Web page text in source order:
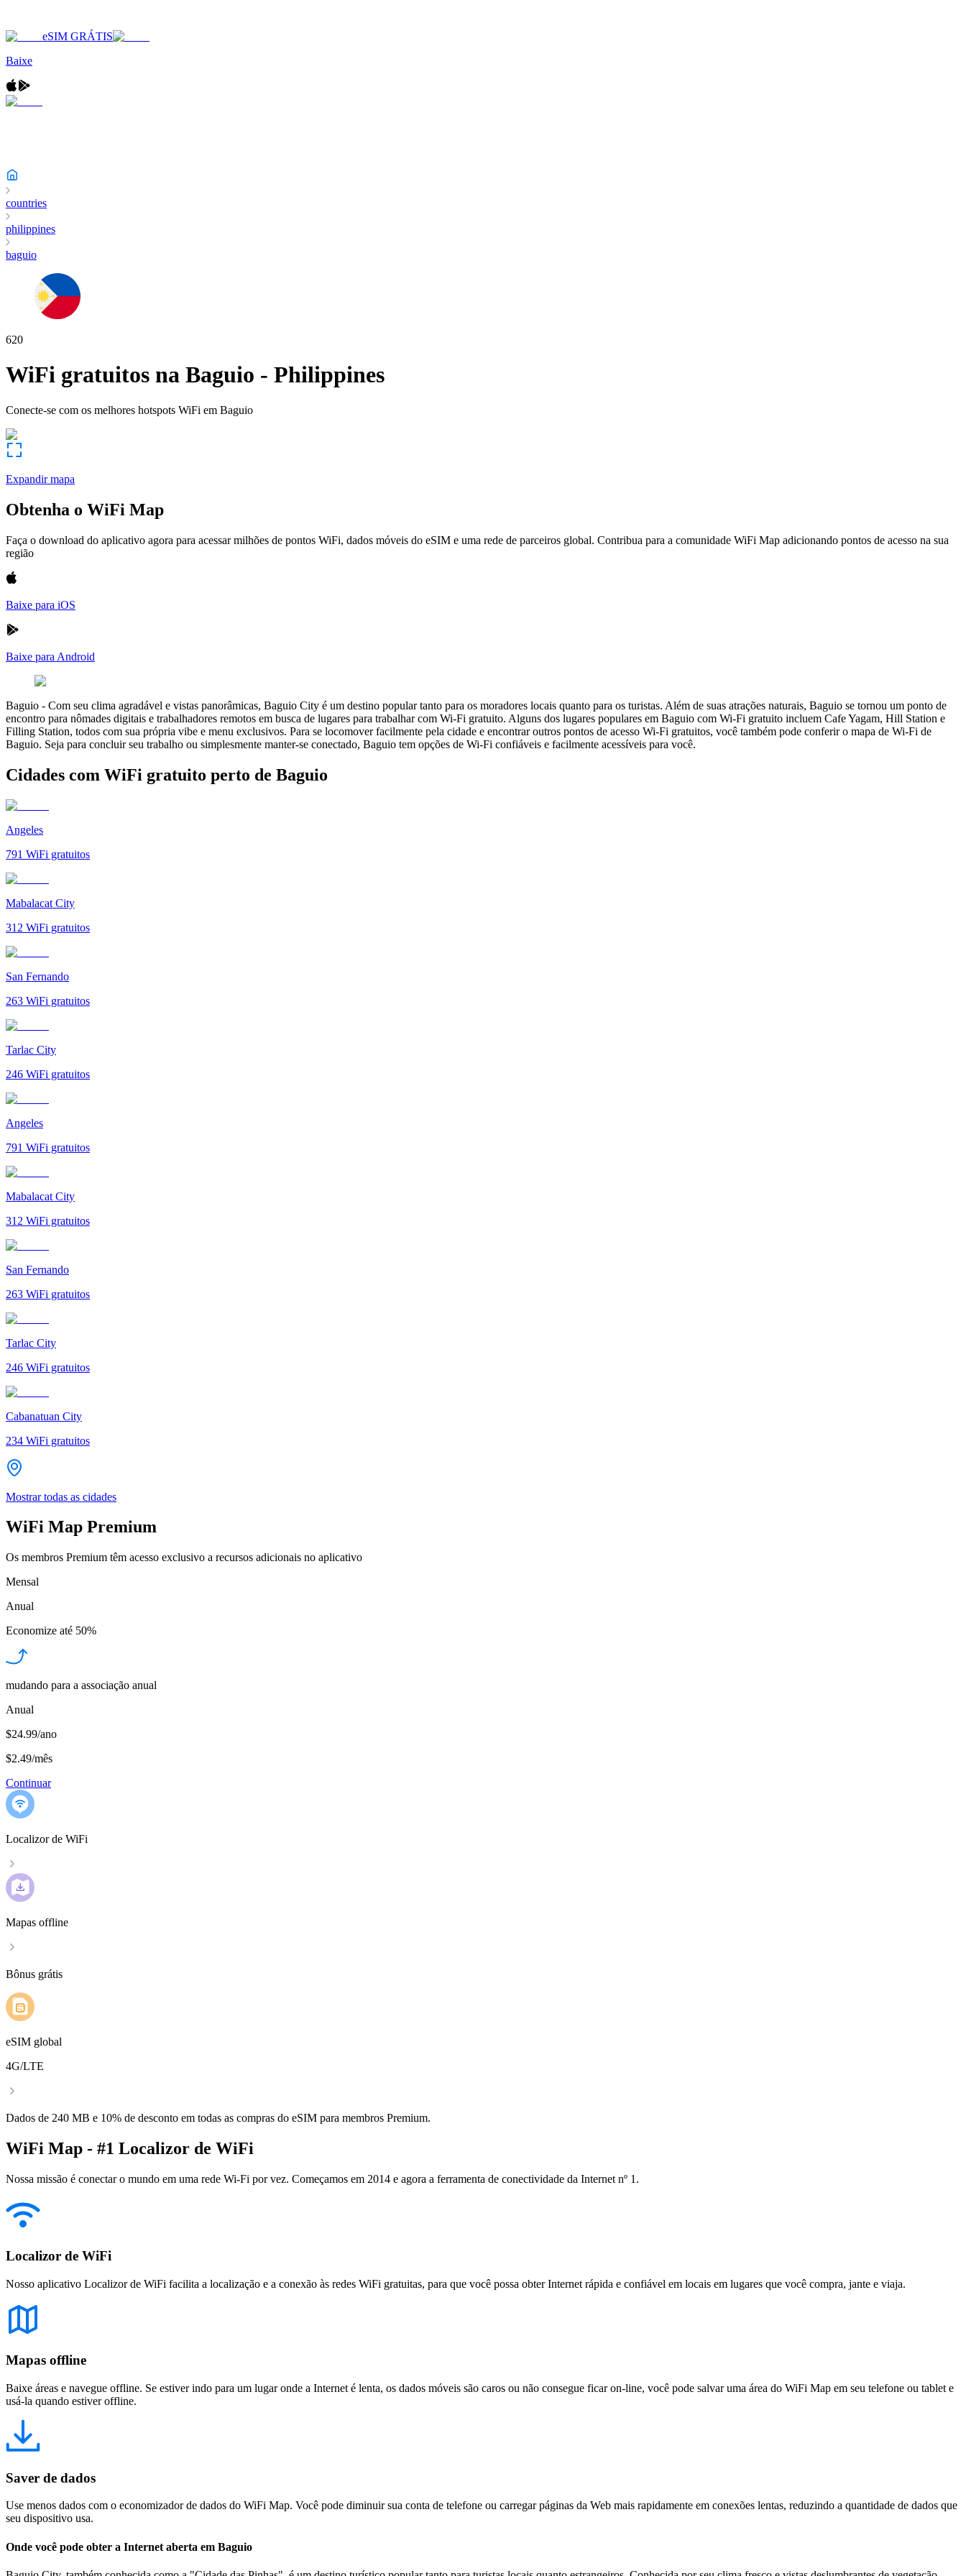
eSIM GRÁTIS
Baixe
countries
philippines
baguio
620
WiFi gratuitos na Baguio - Philippines
Conecte-se com os melhores hotspots WiFi em Baguio
Expandir mapa
Obtenha o WiFi Map
Faça o download do aplicativo agora para acessar milhões de pontos WiFi, dados móveis do eSIM e uma rede de parceiros global. Contribua para a comunidade WiFi Map adicionando pontos de acesso na sua
região
Baixe para iOS
Baixe para Android
Baguio - Com seu clima agradável e vistas panorâmicas, Baguio City é um destino popular tanto para os moradores locais quanto para os turistas. Além de suas atrações naturais, Baguio se tornou um ponto de
encontro para nômades digitais e trabalhadores remotos em busca de lugares para trabalhar com Wi-Fi gratuito. Alguns dos lugares populares em Baguio com Wi-Fi gratuito incluem Cafe Yagam, Hill Station e
Filling Station, todos com sua própria vibe e menu exclusivos. Para se locomover facilmente pela cidade e encontrar outros pontos de acesso Wi-Fi gratuitos, você também pode conferir o mapa de Wi-Fi de
Baguio. Seja para concluir seu trabalho ou simplesmente manter-se conectado, Baguio tem opções de Wi-Fi confiáveis e facilmente acessíveis para você.
Cidades com WiFi gratuito perto de Baguio
Angeles
791 WiFi gratuitos
Mabalacat City
312 WiFi gratuitos
San Fernando
263 WiFi gratuitos
Tarlac City
246 WiFi gratuitos
Angeles
791 WiFi gratuitos
Mabalacat City
312 WiFi gratuitos
San Fernando
263 WiFi gratuitos
Tarlac City
246 WiFi gratuitos
Cabanatuan City
234 WiFi gratuitos
Mostrar todas as cidades
WiFi Map Premium
Os membros Premium têm acesso exclusivo a recursos adicionais no aplicativo
Mensal
Anual
Economize até 50%
mudando para a associação anual
Anual
$24.99/ano
$2.49/mês
Continuar
Localizor de WiFi
Mapas offline
Bônus grátis
eSIM global
4G/LTE
Dados de 240 MB e 10% de desconto em todas as compras do eSIM para membros Premium.
WiFi Map - #1 Localizor de WiFi
Nossa missão é conectar o mundo em uma rede Wi-Fi por vez. Começamos em 2014 e agora a ferramenta de conectividade da Internet nº 1.
Localizor de WiFi
Nosso aplicativo Localizor de WiFi facilita a localização e a conexão às redes WiFi gratuitas, para que você possa obter Internet rápida e confiável em locais em lugares que você compra, jante e viaja.
Mapas offline
Baixe áreas e navegue offline. Se estiver indo para um lugar onde a Internet é lenta, os dados móveis são caros ou não consegue ficar on-line, você pode salvar uma área do WiFi Map em seu telefone ou tablet e
usá-la quando estiver offline.
Saver de dados
Use menos dados com o economizador de dados do WiFi Map. Você pode diminuir sua conta de telefone ou carregar páginas da Web mais rapidamente em conexões lentas, reduzindo a quantidade de dados que
seu dispositivo usa.
Onde você pode obter a Internet aberta em Baguio